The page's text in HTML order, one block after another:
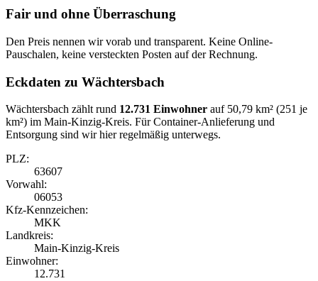
Fair und ohne Überraschung
Den Preis nennen wir vorab und transparent. Keine Online-
Pauschalen, keine versteckten Posten auf der Rechnung.
Eckdaten zu Wächtersbach
Wächtersbach zählt rund 12.731 Einwohner auf 50,79 km² (251 je
km²) im Main-Kinzig-Kreis. Für Container-Anlieferung und
Entsorgung sind wir hier regelmäßig unterwegs.
PLZ:
63607
Vorwahl:
06053
Kfz-Kennzeichen:
MKK
Landkreis:
Main-Kinzig-Kreis
Einwohner:
12.731